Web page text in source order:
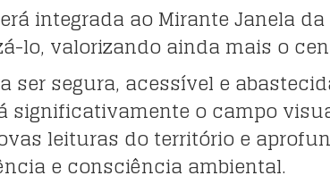
integrada ao Mirante Janela
lo, valorizando ainda mais o
ser segura, acessível e
significativamente o campo
leituras do território e
e consciência ambiental.